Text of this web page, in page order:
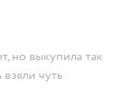
но выкупила так
чуть